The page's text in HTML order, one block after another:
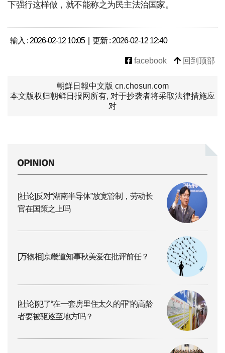
下强行这样做，就不能称之为民主法治国家。
输入 : 2026-02-12 10:05 | 更新 : 2026-02-12 12:40
facebook 回到顶部
朝鮮日報中文版 cn.chosun.com
本文版权归朝鲜日报网所有, 对于抄袭者将采取法律措施应
对
[社论]反对“湖南半导体”放宽管制，劳动长
官在国策之上吗
[万物相]京畿道知事秋美爱在批评前任？
[社论]犯了“在一套房里住太久的罪”的高龄
者要被驱逐至地方吗？